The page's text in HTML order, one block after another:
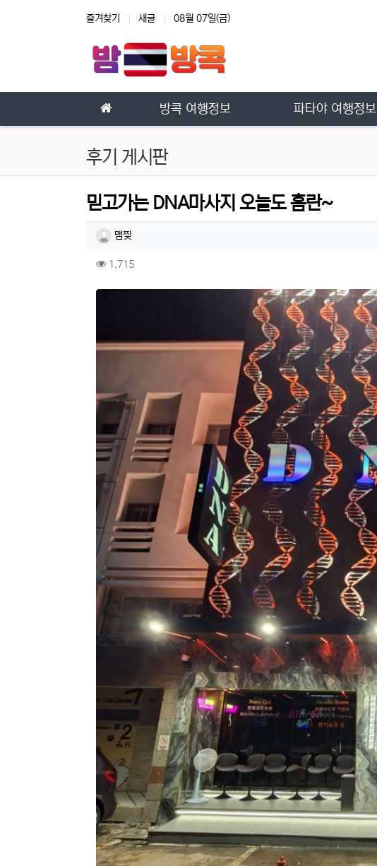
즐겨찾기 새글 08월 07일(금)
방콕 여행정보 파타야 여행정보
후기 게시판
믿고가는 DNA마사지 오늘도 홈란~
작성자 정보
맴찢작성
컨텐츠 정보
1,715조회
본문